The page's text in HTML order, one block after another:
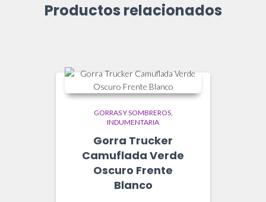
Productos relacionados
GORRAS Y SOMBREROS
INDUMENTARIA
Gorra Trucker
Camuflada Verde
Oscuro Frente
Blanco